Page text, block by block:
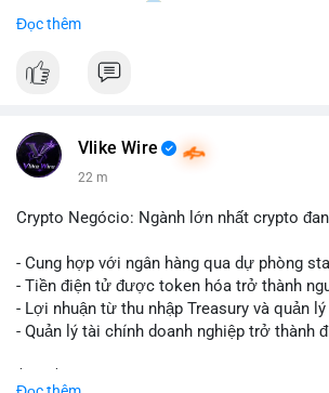
- Thời gian: 15:20
Nhận định phân tích hành vi của Cá voi dựa
Lượng BTC trị giá gần 4,7 triệu USD được
dịch, áp lực bán ngắn hạn có thể gia tăng,
lý nhà đầu tư. Ngược lại, nếu dòng tiền đổ
giá hiện tại thay vì thoát ra.
Lời khuyên ngắn gọn cho nhà đầu tư nhỏ lẻ:
chỉ nhận của giao dịch này trong 24-48 giờ
động theo cảm xúc khi chỉ dựa vào một
hãy quan sát thêm các lệnh tiếp theo để
Đọc thêm
Vlike Wire
22 m
Crypto Negócio: Ngành lớn nhất crypto
- Cung hợp với ngân hàng qua dự phòng
- Tiền điện tử được token hóa trở thành
- Lợi nhuận từ thu nhập Treasury và quản
- Quản lý tài chính doanh nghiệp trở thành